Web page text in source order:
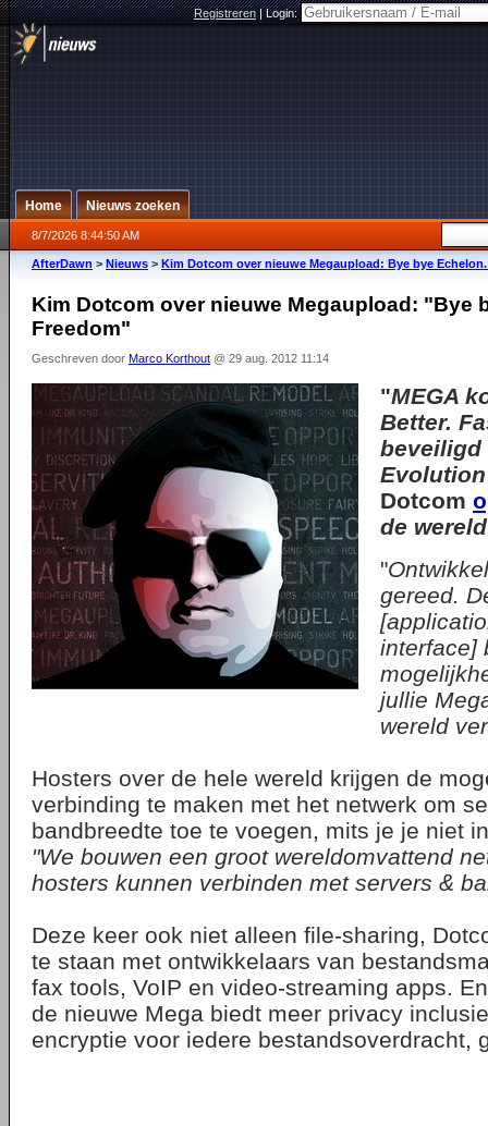
Registreren|Login:
Home Nieuws zoeken
8/7/2026 8:44:50 AM
AfterDawn > Nieuws > Kim Dotcom over nieuwe Megaupload: Bye bye
Kim Dotcom over nieuwe Megaupload: "Bye
Freedom"
Geschreven door Marco Korthout @ 29 aug. 2012 11:14
"MEGA
Better.
beveiligd
Evolution
Dotcom
de
"
gereed.
interface]
jullie
wereld
Hosters over de hele wereld krijgen de
verbinding te maken met het netwerk om
bandbreedte toe te voegen, mits je je niet
"We bouwen een groot wereldomvattend
hosters kunnen verbinden met servers &
Deze keer ook niet alleen file-sharing,
te staan met ontwikkelaars van
fax tools, VoIP en video-streaming apps.
de nieuwe Mega biedt meer privacy
encryptie voor iedere bestandsoverdracht,